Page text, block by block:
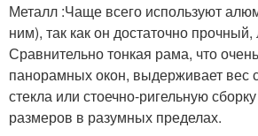
Металл :Чаще всего используют
ним), так как он достаточно прочный,
Сравнительно тонкая рама, что
панорамных окон, выдерживает вес
стекла или стоечно-ригельную
размеров в разумных пределах.